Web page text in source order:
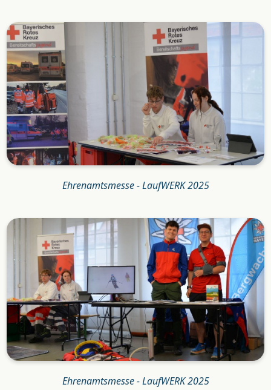
Ehrenamtsmesse - LaufWERK 2025
Ehrenamtsmesse - LaufWERK 2025